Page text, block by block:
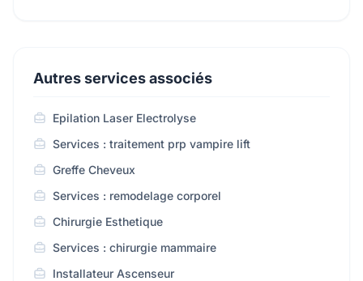
Autres services associés
Epilation Laser Electrolyse
Services : traitement prp vampire lift
Greffe Cheveux
Services : remodelage corporel
Chirurgie Esthetique
Services : chirurgie mammaire
Installateur Ascenseur